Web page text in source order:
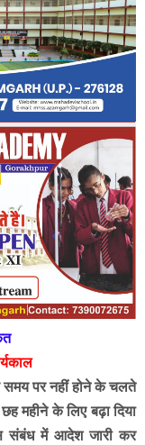
समय पर नहीं होने के चलते
महीने के लिए बढ़ा दिया
संबंध में आदेश जारी कर